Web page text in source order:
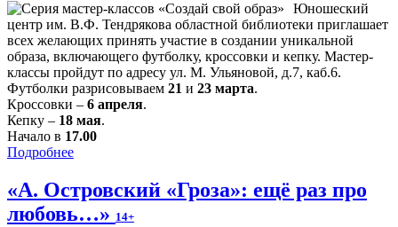
Юношеский
центр им. В.Ф. Тендрякова областной библиотеки приглашает
всех желающих принять участие в создании уникальной
образа, включающего футболку, кроссовки и кепку. Мастер-
классы пройдут по адресу ул. М. Ульяновой, д.7, каб.6.
Футболки разрисовываем 21 и 23 марта.
Кроссовки – 6 апреля.
Кепку – 18 мая.
Начало в 17.00
Подробнее
«А. Островский «Гроза»: ещё раз про
любовь…» 14+